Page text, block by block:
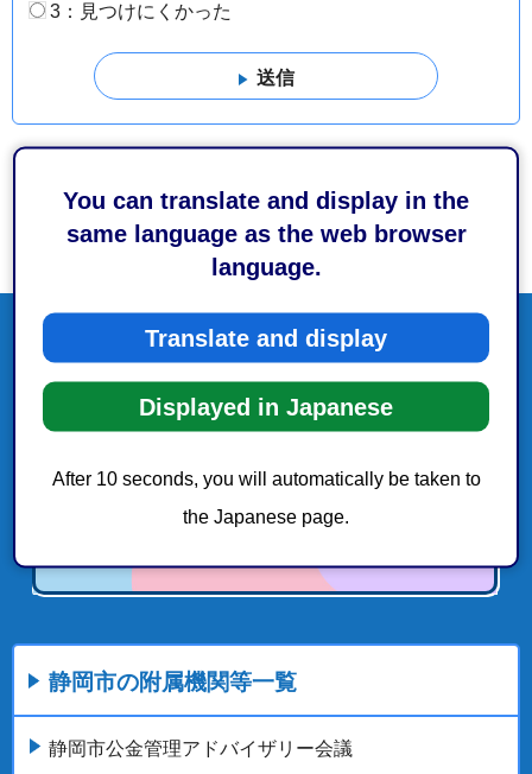
You can translate and display in the
same language as the web browser
language.
Translate and display
Displayed in Japanese
After 10 seconds, you will automatically be taken to
the Japanese page.
3：見つけにくかった
静岡市の附属機関等一覧
静岡市公金管理アドバイザリー会議